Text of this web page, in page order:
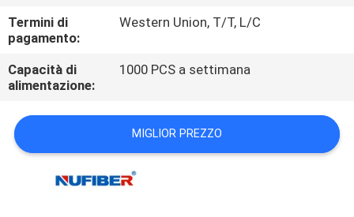
NOTIZIE
RICHIEDA
UNA
CITAZIONE
MAPPA
Termini di
pagamento:
Western Union, T/T, L/C
Capacità di
alimentazione:
1000 PCS a settimana
MIGLIOR PREZZO